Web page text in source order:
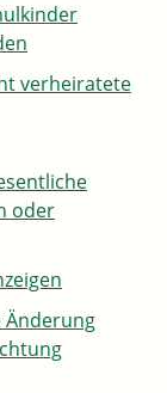
verheiratete
oder
Änderung